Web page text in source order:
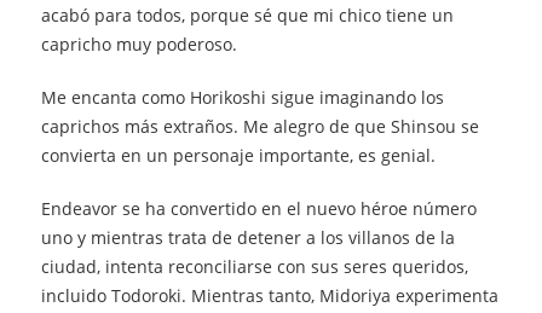
acabó para todos, porque sé que mi chico tiene un
capricho muy poderoso.
Me encanta como Horikoshi sigue imaginando los
caprichos más extraños. Me alegro de que Shinsou se
convierta en un personaje importante, es genial.
Endeavor se ha convertido en el nuevo héroe número
uno y mientras trata de detener a los villanos de la
ciudad, intenta reconciliarse con sus seres queridos,
incluido Todoroki. Mientras tanto, Midoriya experimenta